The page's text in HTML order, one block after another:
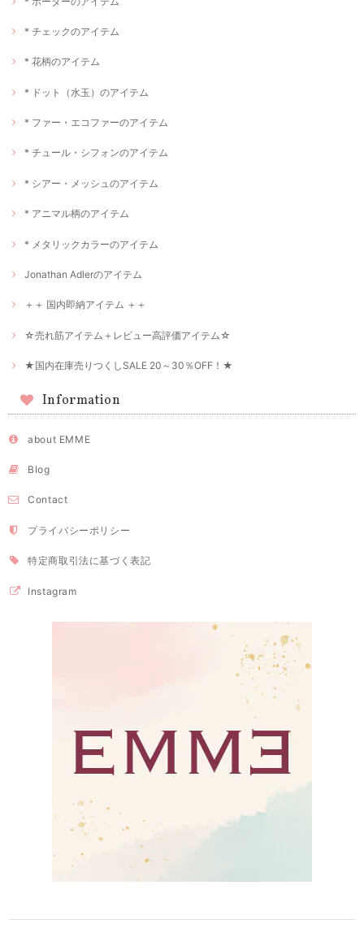
* チェックのアイテム
* 花柄のアイテム
* ドット（水玉）のアイテム
* ファー・エコファーのアイテム
* チュール・シフォンのアイテム
* シアー・メッシュのアイテム
* アニマル柄のアイテム
* メタリックカラーのアイテム
Jonathan Adlerのアイテム
＋＋ 国内即納アイテム ＋＋
☆売れ筋アイテム＋レビュー高評価アイテム☆
★国内在庫売りつくしSALE 20～30％OFF！★
Information
about EMME
Blog
Contact
プライバシーポリシー
特定商取引法に基づく表記
Instagram